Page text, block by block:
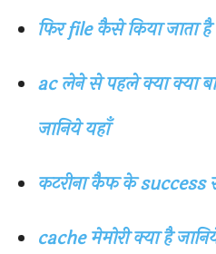
फिर file कैसे किया जाता है
ac लेने से पहले क्या क्या
जानिये यहाँ
कटरीना कैफ के success
cache मेमोरी क्या है